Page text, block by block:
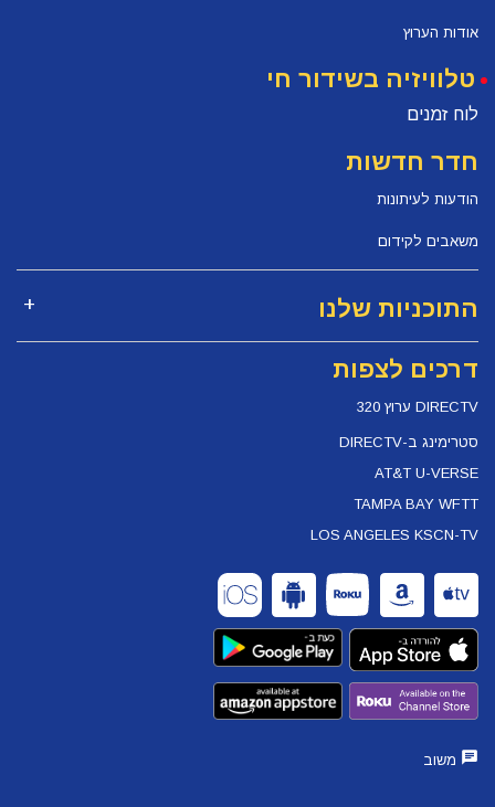
אודות הערוץ
טלוויזיה בשידור חי
לוח זמנים
חדר חדשות
הודעות לעיתונות
משאבים לקידום
התוכניות שלנו
דרכים לצפות
DIRECTV ערוץ 320
סטרימינג ב-DIRECTV
AT&T U-VERSE
TAMPA BAY WFTT
LOS ANGELES KSCN-TV
משוב